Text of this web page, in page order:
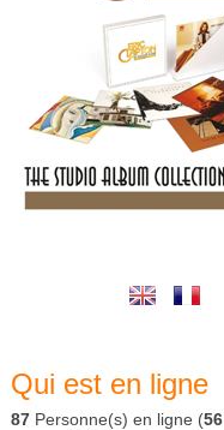
Qui est en ligne
87 Personne(s) en ligne (56